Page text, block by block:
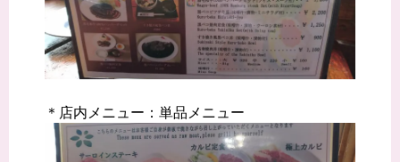
＊店内メニュー：単品メニュー